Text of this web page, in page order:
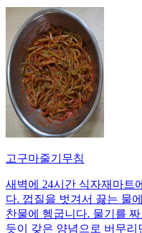
고구마줄기무침
새벽에 24시간 식자재마트
다. 껍질을 벗겨서 끓는 물
찬물에 헹굽니다. 물기를
듯이 갖은 양념으로 버무리